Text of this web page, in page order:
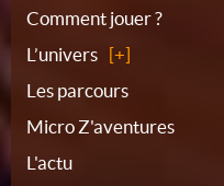
Plan
du
site
Comment jouer ?
L’univers
Les parcours
Micro Z'aventures
L'actu